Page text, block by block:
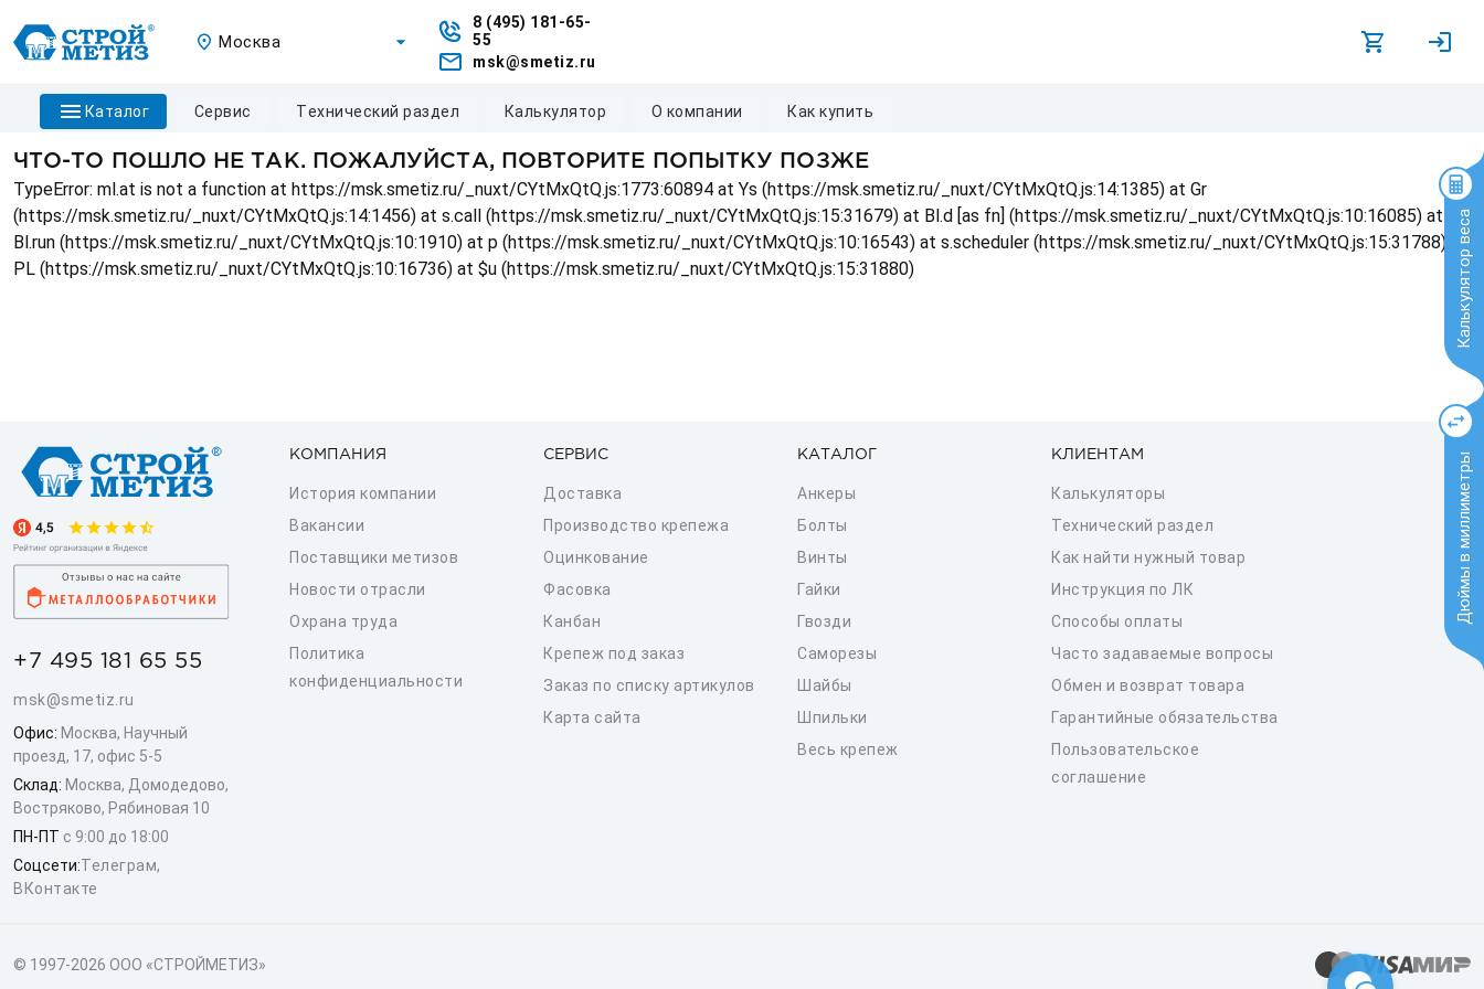
Калькулятор веса
Дюймы в миллиметры
Москва
8 (495) 181-65-
55
msk@smetiz.ru
каталог сервис технический раздел калькулятор о компании как купить
ЧТО-ТО ПОШЛО НЕ ТАК. ПОЖАЛУЙСТА, ПОВТОРИТЕ ПОПЫТКУ ПОЗЖЕ
TypeError: ml.at is not a function at https://msk.smetiz.ru/_nuxt/CYtMxQtQ.js:1773:60894 at Ys (https://msk.smetiz.ru/_nuxt/CYtMxQtQ.js:14:1385) at Gr
(https://msk.smetiz.ru/_nuxt/CYtMxQtQ.js:14:1456) at s.call (https://msk.smetiz.ru/_nuxt/CYtMxQtQ.js:15:31679) at Bl.d [as fn] (https://msk.smetiz.ru/_nuxt/CYtMxQtQ.js:10:16085) at
Bl.run (https://msk.smetiz.ru/_nuxt/CYtMxQtQ.js:10:1910) at p (https://msk.smetiz.ru/_nuxt/CYtMxQtQ.js:10:16543) at s.scheduler (https://msk.smetiz.ru/_nuxt/CYtMxQtQ.js:15:31788) at
PL (https://msk.smetiz.ru/_nuxt/CYtMxQtQ.js:10:16736) at $u (https://msk.smetiz.ru/_nuxt/CYtMxQtQ.js:15:31880)
+7 495 181 65 55
msk@smetiz.ru
Офис: Москва, Научный
проезд, 17, офис 5-5
Склад: Москва, Домодедово,
Востряково, Рябиновая 10
ПН-ПТ с 9:00 до 18:00
Соцсети:Телеграм,
ВКонтакте
КОМПАНИЯ
История компании
Вакансии
Поставщики метизов
Новости отрасли
Охрана труда
Политика
конфиденциальности
СЕРВИС
Доставка
Производство крепежа
Оцинкование
Фасовка
Канбан
Крепеж под заказ
Заказ по списку артикулов
Карта сайта
КАТАЛОГ
Анкеры
Болты
Винты
Гайки
Гвозди
Саморезы
Шайбы
Шпильки
Весь крепеж
КЛИЕНТАМ
Калькуляторы
Технический раздел
Как найти нужный товар
Инструкция по ЛК
Способы оплаты
Часто задаваемые вопросы
Обмен и возврат товара
Гарантийные обязательства
Пользовательское
соглашение
© 1997-2026 ООО «СТРОЙМЕТИЗ»